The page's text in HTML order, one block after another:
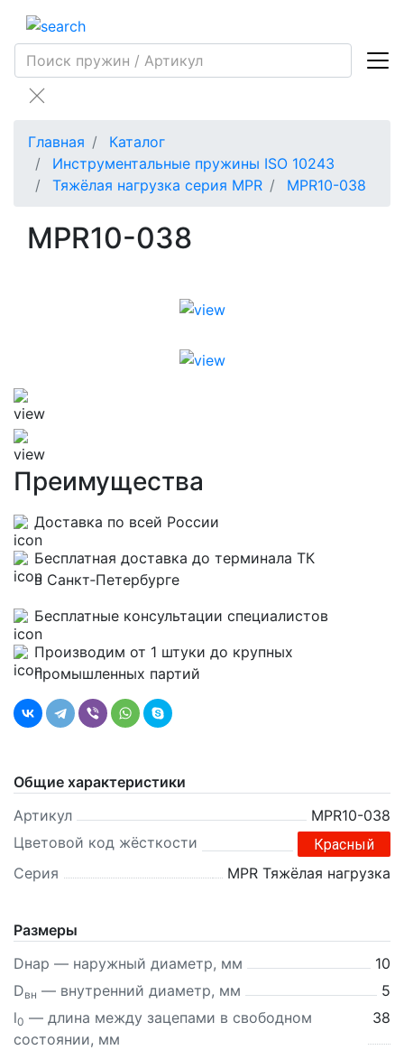
Главная
Каталог
Инструментальные пружины ISO 10243
Тяжёлая нагрузка серия MPR
MPR10-038
MPR10-038
Преимущества
Доставка по всей России
Бесплатная доставка до терминала ТК
в Санкт‑Петербурге
Бесплатные консультации специалистов
Производим от 1 штуки до крупных
промышленных партий
Общие характеристики
Артикул
MPR10-038
Цветовой код жёсткости
Красный
Серия MPR Тяжёлая нагрузка
Размеры
Dнар — наружный диаметр, мм
10
Dвн — внутренний диаметр, мм
5
l0 — длина между зацепами в свободном
состоянии, мм
38